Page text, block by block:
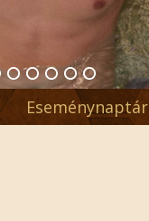
Eseménynaptár